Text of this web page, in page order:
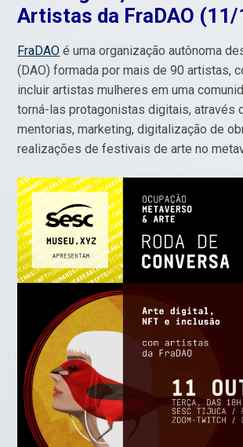
Artistas da FraDAO (11/
FraDAO é uma organização autônoma
(DAO) formada por mais de 90 artistas,
incluir artistas mulheres em uma
torná-las protagonistas digitais, através
mentorias, marketing, digitalização de
realizações de festivais de arte no